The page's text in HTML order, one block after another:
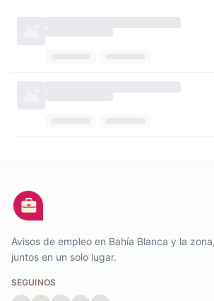
Avisos de empleo en Bahía Blanca y la zona,
juntos en un solo lugar.
SEGUINOS